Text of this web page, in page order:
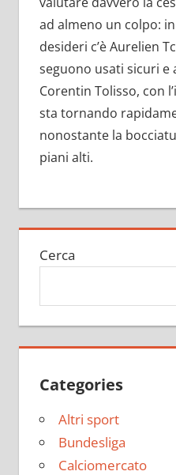
ad almeno un colpo:
desideri c’è Aurelien
seguono usati sicuri e
Corentin Tolisso, con
sta tornando
nonostante la
piani alti.
Cerca
Categories
Altri sport
Bundesliga
Calciomercato